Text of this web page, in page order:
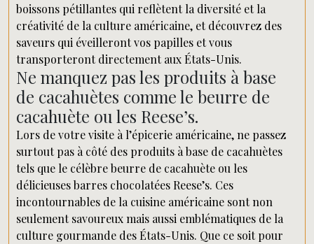
boissons pétillantes qui reflètent la diversité et la
créativité de la culture américaine, et découvrez des
saveurs qui éveilleront vos papilles et vous
transporteront directement aux États-Unis.
Ne manquez pas les produits à base
de cacahuètes comme le beurre de
cacahuète ou les Reese’s.
Lors de votre visite à l’épicerie américaine, ne passez
surtout pas à côté des produits à base de cacahuètes
tels que le célèbre beurre de cacahuète ou les
délicieuses barres chocolatées Reese’s. Ces
incontournables de la cuisine américaine sont non
seulement savoureux mais aussi emblématiques de la
culture gourmande des États-Unis. Que ce soit pour